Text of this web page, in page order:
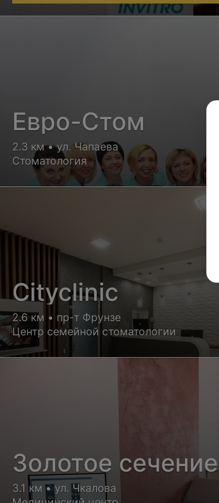
Евро-Стом
2.3 км • ул. Чапаева
Стоматология
Cityclinic
2.6 км • пр-т Фрунзе
Центр семейной стоматологии
Золотое сечение
3.1 км • ул. Чкалова